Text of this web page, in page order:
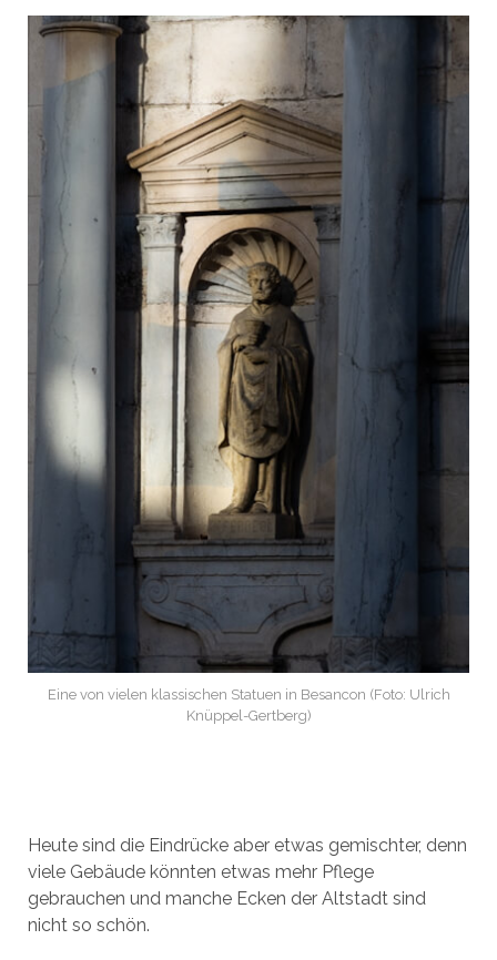
Eine von vielen klassischen Statuen in Besancon (Foto: Ulrich
Knüppel-Gertberg)
Heute sind die Eindrücke aber etwas gemischter, denn
viele Gebäude könnten etwas mehr Pflege
gebrauchen und manche Ecken der Altstadt sind
nicht so schön.